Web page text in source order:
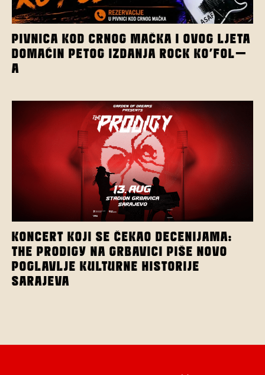
PIVNICA KOD CRNOG MAČKA I OVOG LJETA
DOMAĆIN PETOG IZDANJA ROCK KO’FOL-
A
KONCERT KOJI SE ČEKAO DECENIJAMA:
THE PRODIGY NA GRBAVICI PIŠE NOVO
POGLAVLJE KULTURNE HISTORIJE
SARAJEVA